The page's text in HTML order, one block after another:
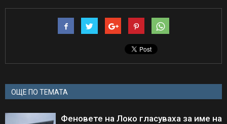
ОЩЕ ПО ТЕМАТА
Феновете на Локо гласуваха за име на